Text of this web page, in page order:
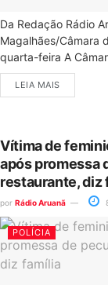
Da Redação Rádio
Magalhães/Câmara
quarta-feira A
LEIA MAIS
Vítima de
após promessa
restaurante, diz
por Rádio Aruanã
POLÍCIA